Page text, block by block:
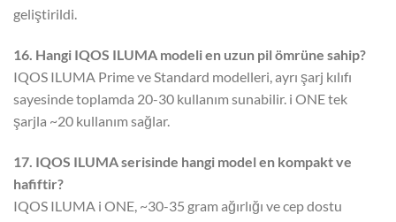
geliştirildi.
16. Hangi IQOS ILUMA modeli en uzun pil ömrüne sahip?
IQOS ILUMA Prime ve Standard modelleri, ayrı şarj kılıfı
sayesinde toplamda 20-30 kullanım sunabilir. i ONE tek
şarjla ~20 kullanım sağlar.
17. IQOS ILUMA serisinde hangi model en kompakt ve
hafiftir?
IQOS ILUMA i ONE, ~30-35 gram ağırlığı ve cep dostu